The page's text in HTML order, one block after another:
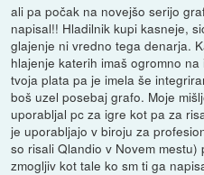
ali pa počak na novejšo serijo
napisal!! Hladilnik kupi kasneje,
glajenje ni vredno tega denarja.
hlajenje katerih imaš ogromno
tvoja plata pa je imela še
boš uzel posebaj grafo. Moje
uporabljal pc za igre kot pa za
je uporabljajo v biroju za
so risali Qlandio v Novem
zmogljiv kot tale ko sm ti ga